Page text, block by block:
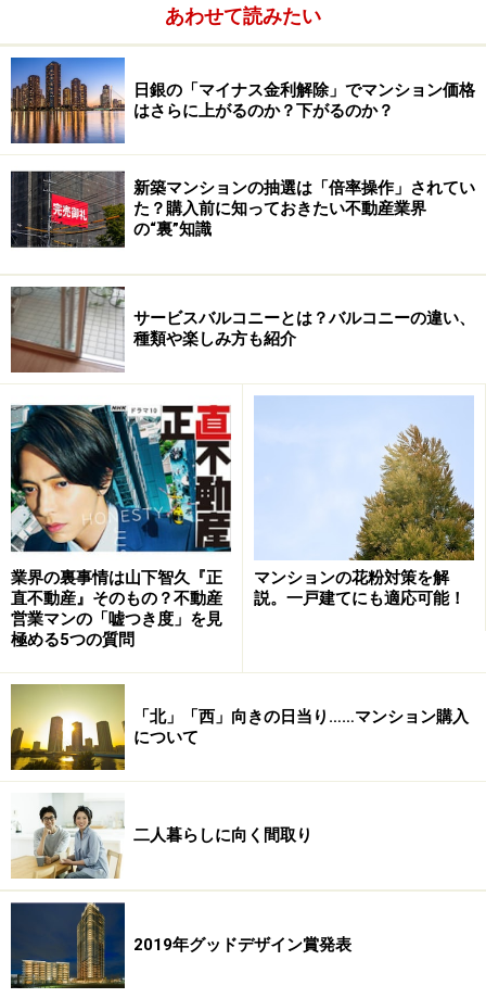
ひいては人生を前進させる」を見てみましょう。
い。
あわせて読みたい
日銀の「マイナス金利解除」でマンション価格
はさらに上がるのか？下がるのか？
新築マンションの抽選は「倍率操作」されてい
た？購入前に知っておきたい不動産業界
の“裏”知識
サービスバルコニーとは？バルコニーの違い、
種類や楽しみ方も紹介
業界の裏事情は山下智久『正
直不動産』そのもの？不動産
営業マンの「嘘つき度」を見
極める5つの質問
マンションの花粉対策を解
説。一戸建てにも適応可能！
「北」「西」向きの日当り……マンション購入
について
二人暮らしに向く間取り
2019年グッドデザイン賞発表